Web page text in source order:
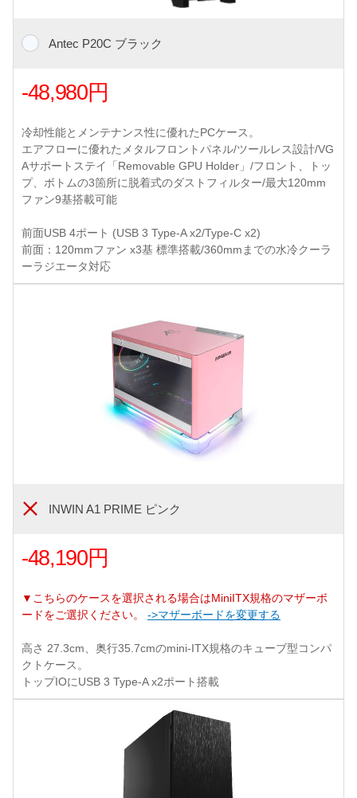
Antec P20C ブラック
-48,980円
冷却性能とメンテナンス性に優れたPCケース。
エアフローに優れたメタルフロントパネル/ツールレス設計/VG
Aサポートステイ「Removable GPU Holder」/フロント、トッ
プ、ボトムの3箇所に脱着式のダストフィルター/最大120mm
ファン9基搭載可能
前面USB 4ポート (USB 3 Type-A x2/Type-C x2)
前面：120mmファン x3基 標準搭載/360mmまでの水冷クーラ
ーラジエータ対応
INWIN A1 PRIME ピンク
-48,190円
▼こちらのケースを選択される場合はMiniITX規格のマザーボ
ードをご選択ください。 ->マザーボードを変更する
高さ 27.3cm、奥行35.7cmのmini-ITX規格のキューブ型コンパ
クトケース。
トップIOにUSB 3 Type-A x2ポート搭載